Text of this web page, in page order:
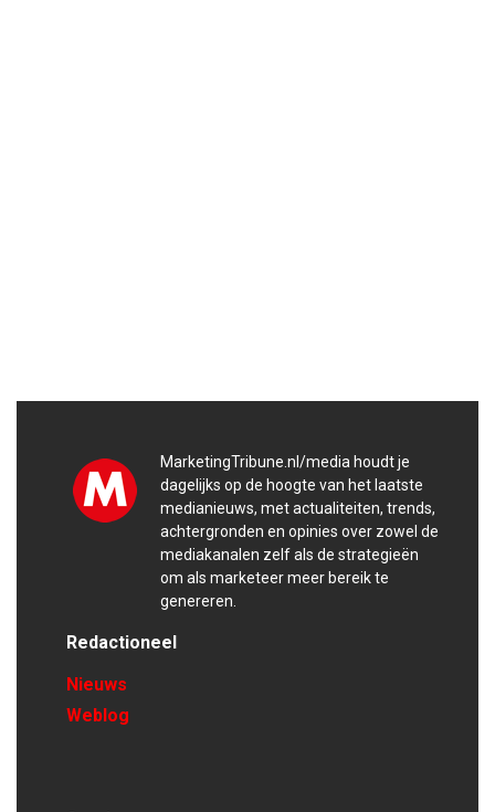
MarketingTribune.nl/media houdt je
dagelijks op de hoogte van het laatste
medianieuws, met actualiteiten, trends,
achtergronden en opinies over zowel de
mediakanalen zelf als de strategieën
om als marketeer meer bereik te
genereren.
Redactioneel
Nieuws
Weblog